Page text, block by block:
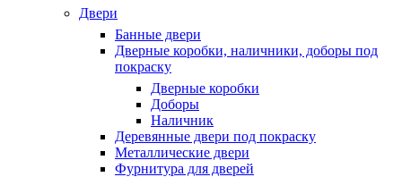
Двери
Банные двери
Дверные коробки, наличники, доборы под
покраску
Дверные коробки
Доборы
Наличник
Деревянные двери под покраску
Металлические двери
Фурнитура для дверей